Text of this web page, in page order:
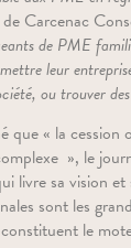
Carcenac
de PME
leur
ou trouver
que « la cession
», le
livre sa vision
sont les
le